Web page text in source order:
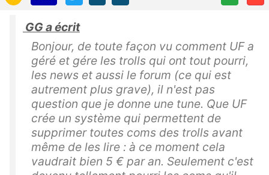
GG a écrit
Bonjour, de toute façon vu comment UF a
géré et gére les trolls qui ont tout pourri,
les news et aussi le forum (ce qui est
autrement plus grave), il n'est pas
question que je donne une tune. Que UF
crée un système qui permettent de
supprimer toutes coms des trolls avant
même de les lire : à ce moment cela
vaudrait bien 5 € par an. Seulement c'est